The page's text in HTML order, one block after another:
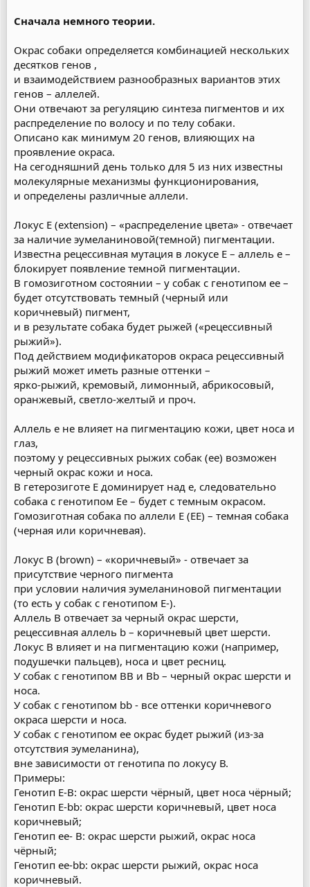
Сначала немного теории.
Окрас собаки определяется комбинацией нескольких
десятков генов ,
и взаимодействием разнообразных вариантов этих
генов – аллелей.
Они отвечают за регуляцию синтеза пигментов и их
распределение по волосу и по телу собаки.
Описано как минимум 20 генов, влияющих на
проявление окраса.
На сегодняшний день только для 5 из них известны
молекулярные механизмы функционирования,
и определены различные аллели.
Локус Е (extension) – «распределение цвета» - отвечает
за наличие эумеланиновой(темной) пигментации.
Известна рецессивная мутация в локусе Е – аллель е –
блокирует появление темной пигментации.
В гомозиготном состоянии – у собак с генотипом ее –
будет отсутствовать темный (черный или
коричневый) пигмент,
и в результате собака будет рыжей («рецессивный
рыжий»).
Под действием модификаторов окраса рецессивный
рыжий может иметь разные оттенки –
ярко-рыжий, кремовый, лимонный, абрикосовый,
оранжевый, светло-желтый и проч.
Аллель е не влияет на пигментацию кожи, цвет носа и
глаз,
поэтому у рецессивных рыжих собак (ее) возможен
черный окрас кожи и носа.
В гетерозиготе Е доминирует над е, следовательно
собака с генотипом Ее – будет с темным окрасом.
Гомозиготная собака по аллели Е (ЕЕ) – темная собака
(черная или коричневая).
Локус В (brown) – «коричневый» - отвечает за
присутствие черного пигмента
при условии наличия эумеланиновой пигментации
(то есть у собак с генотипом Е-).
Аллель В отвечает за черный окрас шерсти,
рецессивная аллель b – коричневый цвет шерсти.
Локус В влияет и на пигментацию кожи (например,
подушечки пальцев), носа и цвет ресниц.
У собак с генотипом ВВ и Вb – черный окрас шерсти и
носа.
У собак с генотипом bb - все оттенки коричневого
окраса шерсти и носа.
У собак с генотипом ее окрас будет рыжий (из-за
отсутствия эумеланина),
вне зависимости от генотипа по локусу В.
Примеры:
Генотип Е-В: окрас шерсти чёрный, цвет носа чёрный;
Генотип Е-bb: окрас шерсти коричневый, цвет носа
коричневый;
Генотип ее- B: окрас шерсти рыжий, окрас носа
чёрный;
Генотип ee-bb: окрас шерсти рыжий, окрас носа
коричневый.